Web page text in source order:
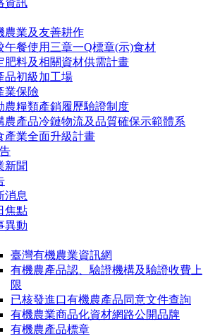
農業及友善耕作
午餐使用三章一Q標章(示)食材
肥料及相關資材供需計畫
品初級加工場
業保險
農糧類產銷履歷驗證制度
農產品冷鏈物流及品質確保示範體系
產業全面升級計畫
新聞
消息
焦點
異動
臺灣有機農業資訊網
有機農產品認、驗證機構及驗證收費上
限
已核發進口有機農產品同意文件查詢
有機農業商品化資材網路公開品牌
有機農產品標章